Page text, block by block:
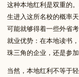
这种本地红利是双重的
生进入这所名校的概率
可能就够得着一些外省
就业优势：在本地读书
珠三角的企业，还是参
当然，本地红利不等于